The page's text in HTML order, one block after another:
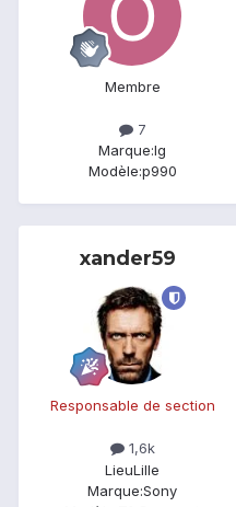
Membre
7
Marque:lg
Modèle:p990
xander59
Responsable de section
1,6k
LieuLille
Marque:Sony